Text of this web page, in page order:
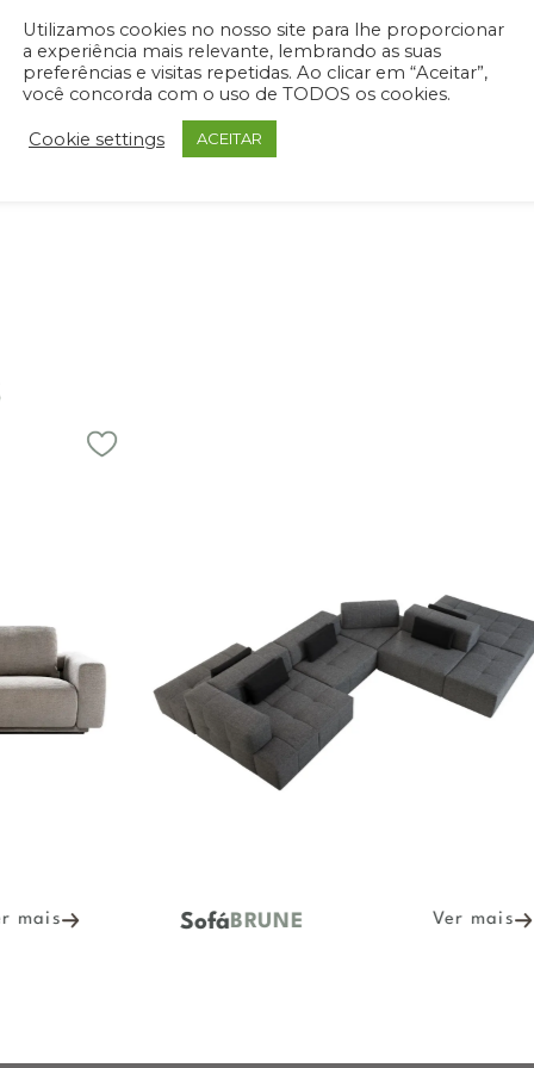
recursos exclusivos para
login ou cadastre-separa acessar downloads técnicos e arquivos
produtos.
ENTRAR / REGISTRAR
BRUNE
Utilizamos cookies no nosso site para lhe proporcionar
a experiência mais relevante, lembrando as suas
preferências e visitas repetidas. Ao clicar em “Aceitar”,
você concorda com o uso de TODOS os cookies.
Cookie settings ACEITAR